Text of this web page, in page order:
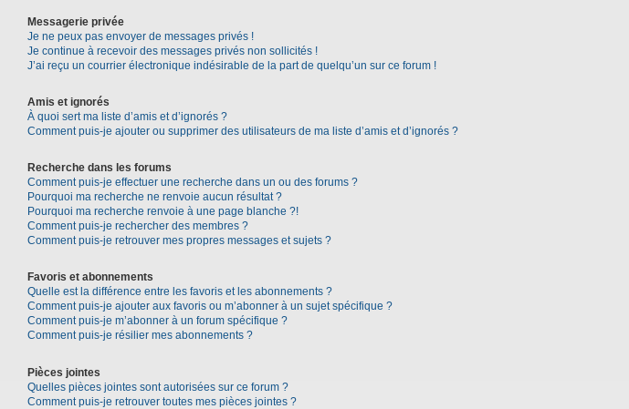
Messagerie privée
Je ne peux pas envoyer de messages privés !
Je continue à recevoir des messages privés non sollicités !
J’ai reçu un courrier électronique indésirable de la part de quelqu’un sur ce forum !
Amis et ignorés
À quoi sert ma liste d’amis et d’ignorés ?
Comment puis-je ajouter ou supprimer des utilisateurs de ma liste d’amis et d’ignorés ?
Recherche dans les forums
Comment puis-je effectuer une recherche dans un ou des forums ?
Pourquoi ma recherche ne renvoie aucun résultat ?
Pourquoi ma recherche renvoie à une page blanche ?!
Comment puis-je rechercher des membres ?
Comment puis-je retrouver mes propres messages et sujets ?
Favoris et abonnements
Quelle est la différence entre les favoris et les abonnements ?
Comment puis-je ajouter aux favoris ou m’abonner à un sujet spécifique ?
Comment puis-je m’abonner à un forum spécifique ?
Comment puis-je résilier mes abonnements ?
Pièces jointes
Quelles pièces jointes sont autorisées sur ce forum ?
Comment puis-je retrouver toutes mes pièces jointes ?